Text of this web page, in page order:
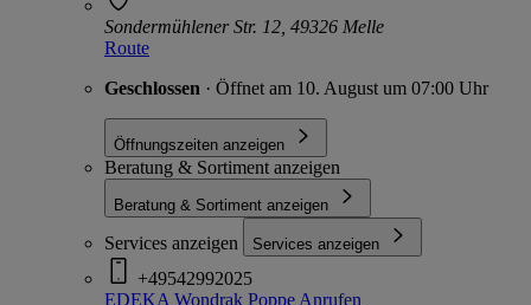
Sondermühlener Str. 12, 49326 Melle
Route
Geschlossen · Öffnet am 10. August um 07:00 Uhr
Öffnungszeiten anzeigen
Beratung & Sortiment anzeigen
Beratung & Sortiment anzeigen
Services anzeigen Services anzeigen
+49542992025
EDEKA Wondrak Poppe Anrufen